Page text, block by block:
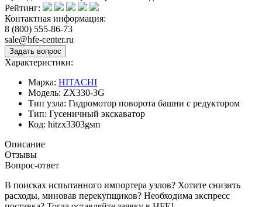
Рейтинг:
Контактная информация:
8 (800) 555-86-73
sale@hfe-center.ru
Характеристики:
Марка: HITACHI
Модель: ZX330-3G
Тип узла: Гидромотор поворота башни с редуктором
Тип: Гусеничный экскаватор
Код: hitzx3303gsm
Описание
Отзывы
Вопрос-ответ
В поисках испытанного импортера узлов? Хотите снизить
расходы, миновав перекупщиков? Необходима экспресс